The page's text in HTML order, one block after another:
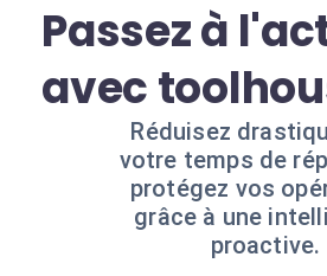
Passez à
avec
Réduisez
votre temps de
protégez vos
grâce à une
proactive.